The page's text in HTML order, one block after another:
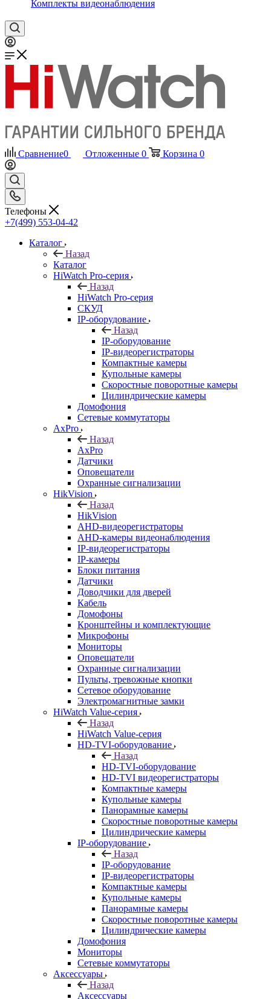
Комплекты видеонаблюдения
Сравнение0 Отложенные 0 Корзина 0
Телефоны
+7(499) 553-04-42
Каталог
Назад
Каталог
HiWatch Pro-серия
Назад
HiWatch Pro-серия
CКУД
IP-оборудование
Назад
IP-оборудование
IP-видеорегистраторы
Компактные камеры
Купольные камеры
Скоростные поворотные камеры
Цилиндрические камеры
Домофония
Сетевые коммутаторы
AxPro
Назад
AxPro
Датчики
Оповещатели
Охранные сигнализации
HikVision
Назад
HikVision
AHD-видеорегистраторы
AHD-камеры видеонаблюдения
IP-видеорегистраторы
IP-камеры
Блоки питания
Датчики
Доводчики для дверей
Кабель
Домофоны
Кронштейны и комплектующие
Микрофоны
Мониторы
Оповещатели
Охранные сигнализации
Пульты, тревожные кнопки
Сетевое оборудование
Электромагнитные замки
HiWatch Value-серия
Назад
HiWatch Value-серия
HD-TVI-оборудование
Назад
HD-TVI-оборудование
HD-TVI видеорегистраторы
Компактные камеры
Купольные камеры
Панорамные камеры
Скоростные поворотные камеры
Цилиндрические камеры
IP-оборудование
Назад
IP-оборудование
IP-видеорегистраторы
Компактные камеры
Купольные камеры
Панорамные камеры
Скоростные поворотные камеры
Цилиндрические камеры
Домофония
Мониторы
Сетевые коммутаторы
Аксессуары
Назад
Аксессуары